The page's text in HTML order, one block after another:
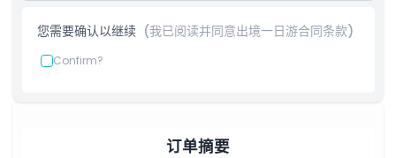
自8月1日起：Saphir游艇配备语音导览（需在自备设备上安装
应用程序）。
您需要确认以继续 (我已阅读并同意出境一日游合同条款)
Confirm?
订单摘要